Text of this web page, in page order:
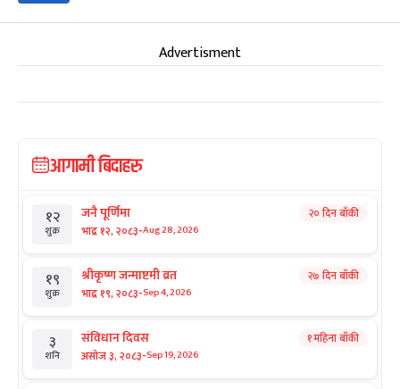
Advertisment
आगामी बिदाहरु
१२
शुक्र
जनै पूर्णिमा
भाद्र १२, २०८३-Aug 28, 2026
२० दिन बाँकी
१९
शुक्र
श्रीकृष्ण जन्माष्टमी व्रत
भाद्र १९, २०८३-Sep 4, 2026
२७ दिन बाँकी
३
शनि
संविधान दिवस
असोज ३, २०८३-Sep 19, 2026
१ महिना बाँकी